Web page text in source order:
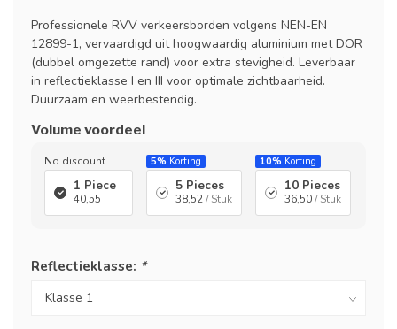
Professionele RVV verkeersborden volgens NEN-EN
12899-1, vervaardigd uit hoogwaardig aluminium met DOR
(dubbel omgezette rand) voor extra stevigheid. Leverbaar
in reflectieklasse I en III voor optimale zichtbaarheid.
Duurzaam en weerbestendig.
Volume voordeel
No discount
1 Piece
40,55
5% Korting
5 Pieces
38,52/ Stuk
10% Korting
10 Pieces
36,50/ Stuk
Reflectieklasse: *